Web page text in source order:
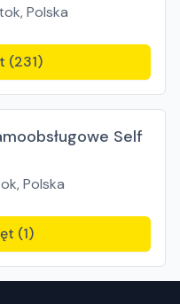
Polska
(231)
Self
Polska
(1)